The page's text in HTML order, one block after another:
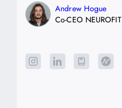
Andrew Hogue
Co-CEO NEUROFIT